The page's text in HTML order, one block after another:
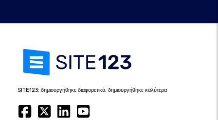
SITE123: δημιουργήθηκε διαφορετικά, δημιουργήθηκε καλύτερα